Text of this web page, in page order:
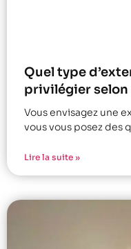
Quel type
privilégier
Vous envisagez une
vous vous posez des
Lire la suite »